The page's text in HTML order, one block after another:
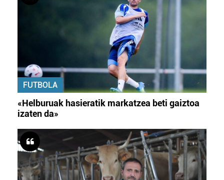
FUTBOLA
«Helburuak hasieratik markatzea beti gaiztoa
izaten da»